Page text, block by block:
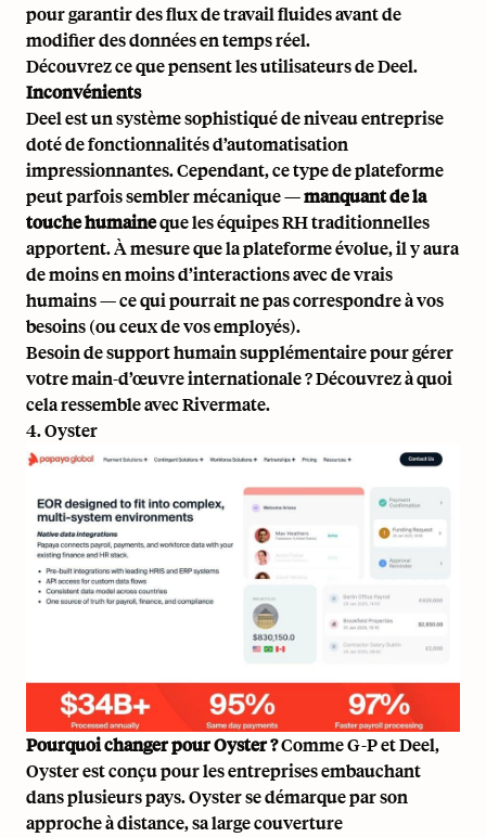
pour garantir des flux de travail fluides avant de
modifier des données en temps réel.
Découvrez ce que pensent les utilisateurs de Deel.
Inconvénients
Deel est un système sophistiqué de niveau entreprise
doté de fonctionnalités d’automatisation
impressionnantes. Cependant, ce type de plateforme
peut parfois sembler mécanique —manquant de la
touche humaineque les équipes RH traditionnelles
apportent. À mesure que la plateforme évolue, il y aura
de moins en moins d’interactions avec de vrais
humains — ce qui pourrait ne pas correspondre à vos
besoins (ou ceux de vos employés).
Besoin de support humain supplémentaire pour gérer
votre main-d’œuvre internationale ?Découvrez à quoi
cela ressemble avec Rivermate.
4. Oyster
Pourquoi changer pour Oyster ?Comme G-P et Deel,
Oyster est conçu pour les entreprises embauchant
dans plusieurs pays. Oyster se démarque par son
approche à distance, sa large couverture